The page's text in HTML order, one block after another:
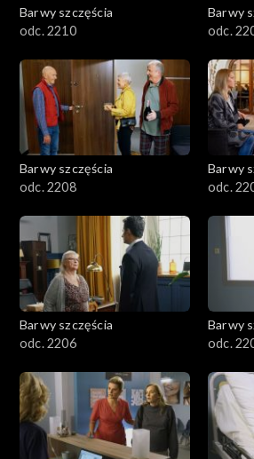
Barwy szczęścia
odc. 2210
Barwy
odc.
Barwy szczęścia
odc. 2208
Barwy
odc.
Barwy szczęścia
odc. 2206
Barwy
odc.